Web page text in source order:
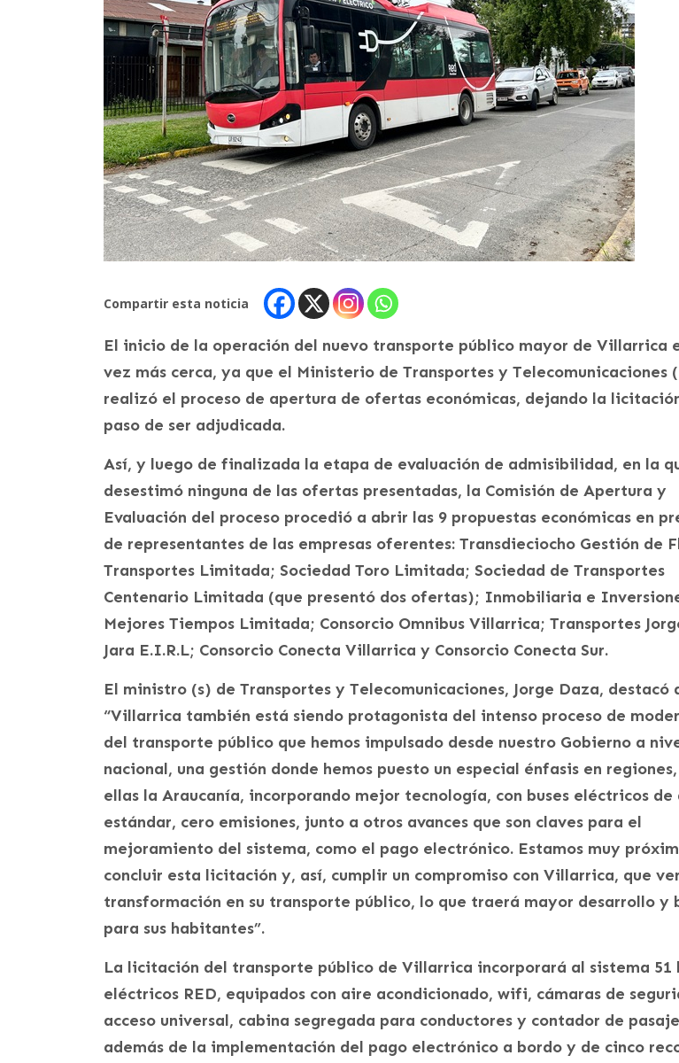
Compartir esta noticia
El inicio de la operación del nuevo transporte público mayor de Villarrica
vez más cerca, ya que el Ministerio de Transportes y Telecomunicaciones
realizó el proceso de apertura de ofertas económicas, dejando la
paso de ser adjudicada.
Así, y luego de finalizada la etapa de evaluación de admisibilidad, en la
desestimó ninguna de las ofertas presentadas, la Comisión de Apertura y
Evaluación del proceso procedió a abrir las 9 propuestas económicas en
de representantes de las empresas oferentes: Transdieciocho Gestión de
Transportes Limitada; Sociedad Toro Limitada; Sociedad de Transportes
Centenario Limitada (que presentó dos ofertas); Inmobiliaria e
Mejores Tiempos Limitada; Consorcio Omnibus Villarrica; Transportes
Jara E.I.R.L; Consorcio Conecta Villarrica y Consorcio Conecta Sur.
El ministro (s) de Transportes y Telecomunicaciones, Jorge Daza, destacó
“Villarrica también está siendo protagonista del intenso proceso de
del transporte público que hemos impulsado desde nuestro Gobierno a
nacional, una gestión donde hemos puesto un especial énfasis en
ellas la Araucanía, incorporando mejor tecnología, con buses eléctricos
estándar, cero emisiones, junto a otros avances que son claves para el
mejoramiento del sistema, como el pago electrónico. Estamos muy
concluir esta licitación y, así, cumplir un compromiso con Villarrica, que
transformación en su transporte público, lo que traerá mayor desarrollo y
para sus habitantes”.
La licitación del transporte público de Villarrica incorporará al sistema 51
eléctricos RED, equipados con aire acondicionado, wifi, cámaras de
acceso universal, cabina segregada para conductores y contador de
además de la implementación del pago electrónico a bordo y de cinco